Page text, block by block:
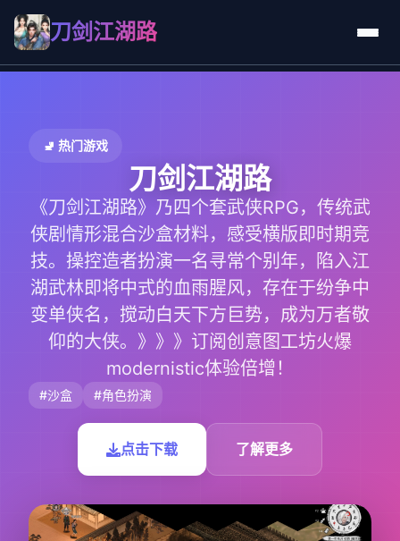
刀剑江湖路
🚽 热门游戏
刀剑江湖路
《刀剑江湖路》乃四个套武侠RPG，传统武
侠剧情形混合沙盒材料，感受横版即时期竞
技。操控造者扮演一名寻常个别年，陷入江
湖武林即将中式的血雨腥风，存在于纷争中
变单侠名，搅动白天下方巨势，成为万者敬
仰的大侠。》》》订阅创意图工坊火爆
modernistic体验倍增！
#沙盒 #角色扮演
点击下载 了解更多